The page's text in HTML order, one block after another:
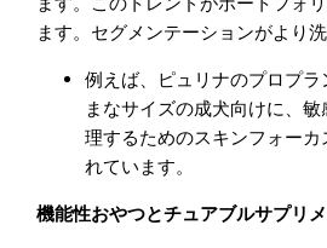
ます。セグメンテーションがより洗
例えば、ピュリナのプロプ
まなサイズの成犬向けに、
理するためのスキンフォーカ
れています。
機能性おやつとチュアブルサプリ